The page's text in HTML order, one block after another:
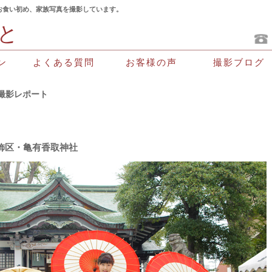
い初め、家族写真を撮影しています。
よくある質問 お客様の声 撮影ブログ
影レポート
区・亀有香取神社